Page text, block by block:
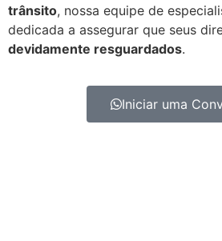
trânsito, nossa equipe de
dedicada a assegurar que seus
devidamente resguardados.
Iniciar uma